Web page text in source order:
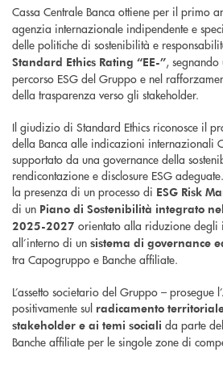
Cassa Centrale Banca ottiene per il primo
agenzia internazionale indipendente e
delle politiche di sostenibilità e
Standard Ethics Rating “EE-”,
percorso ESG del Gruppo e nel
della trasparenza verso gli stakeholder.
Il giudizio di Standard Ethics riconosce il
della Banca alle indicazioni internazionali
supportato da una governance della
rendicontazione e disclosure ESG
la presenza di un processo di ESG Risk
di un Piano di Sostenibilità integrato
2025-2027 orientato alla riduzione degli
all’interno di un sistema di governance
tra Capogruppo e Banche affiliate.
L’assetto societario del Gruppo – prosegue
positivamente sul radicamento
stakeholder e ai temi sociali da parte
Banche affiliate per le singole zone di